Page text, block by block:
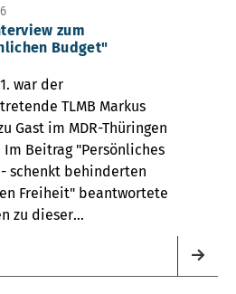
zum
Budget"
war der
TLMB Markus
Gast im MDR-Thüringen
Im Beitrag "Persönliches
schenkt behinderten
Freiheit" beantwortete
zu dieser